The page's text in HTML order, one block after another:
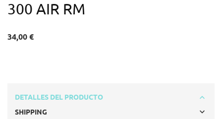
300 AIR RM
34,00 €
DETALLES DEL PRODUCTO
SHIPPING